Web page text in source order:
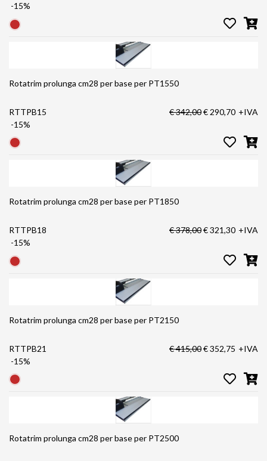
-15%
Rotatrim prolunga cm28 per base per PT1550
RTTPB15
-15%
€ 342,00€ 290,70 +IVA
Rotatrim prolunga cm28 per base per PT1850
RTTPB18
-15%
€ 378,00€ 321,30 +IVA
Rotatrim prolunga cm28 per base per PT2150
RTTPB21
-15%
€ 415,00€ 352,75 +IVA
Rotatrim prolunga cm28 per base per PT2500